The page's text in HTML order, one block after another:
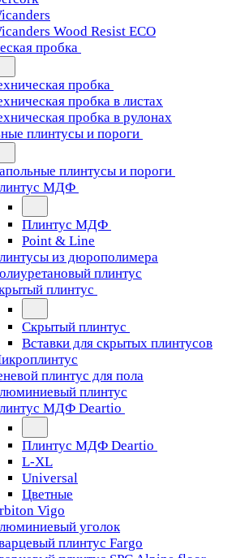
Wood Resist ECO
пробка
пробка
пробка в листах
пробка в рулонах
плинтусы и пороги
плинтусы и пороги
МДФ
Плинтус МДФ
Point & Line
из дюрополимера
плинтус
плинтус
Скрытый плинтус
Вставки для скрытых плинтусов
плинтус для пола
плинтус
МДФ Deartio
Плинтус МДФ Deartio
L-XL
Universal
Цветные
Vigo
уголок
плинтус Fargo